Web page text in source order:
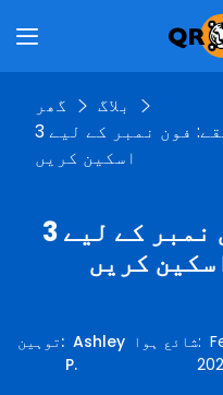
گھر
بلاگ
3 طریقے: فون نمبر کے لیے QR کوڈ بنانے کے لیے
اسکین کریں
3 طریقے: فون نمبر کے لیے QR کوڈ
کریں
توہین:Ashley
P.
شائع ہوا: